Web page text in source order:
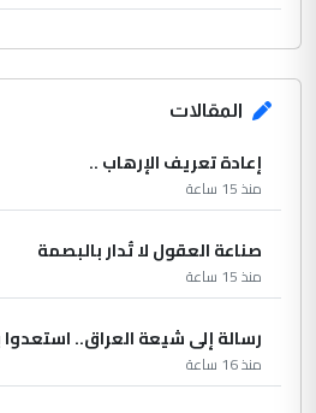
المقالات
إعادة تعريف الإرهاب ..
منذ 15 ساعة
صناعة العقول لا تُدار بالبصمة
منذ 15 ساعة
رسالة إلى شيعة العراق.. استعدوا
منذ 16 ساعة